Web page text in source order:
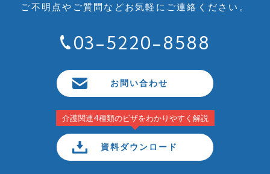
ご不明点やご質問などお気軽にご連絡ください。
03-5220-8588
お問い合わせ
介護関連4種類のビザをわかりやすく解説
資料ダウンロード